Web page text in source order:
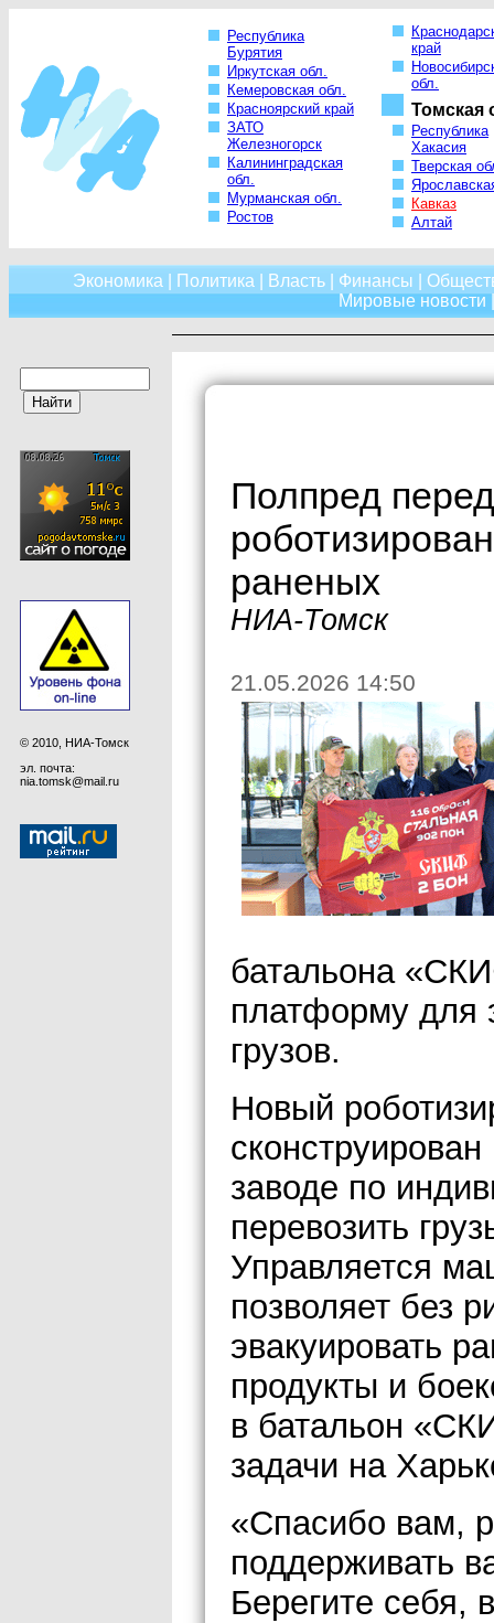
Республика
Бурятия
Иркутская обл.
Кемеровская обл.
Красноярский край
ЗАТО
Железногорск
Калининградская
обл.
Мурманская обл.
Ростов
край
обл.
Томская
Республика
Хакасия
Тверская
Кавказ
Алтай
Экономика Политика Власть| Финансы
Мировые новости
© 2010, НИА-Томск
эл. почта:
nia.tomsk@mail.ru
Полпред
раненых
НИА-Томск
21.05.2026 14:50
батальона
платформу для
грузов.
Новый
заводе по
перевозить
Управляется
позволяет без
эвакуировать
продукты и
в батальон
задачи на
«Спасибо вам,
поддерживать
Берегите себя,